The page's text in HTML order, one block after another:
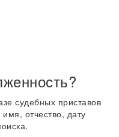
судебных приставов
отчество, дату